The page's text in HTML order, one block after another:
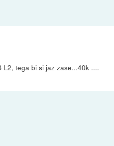
L2, tega bi si jaz zase...40k ....